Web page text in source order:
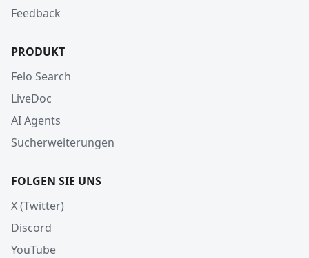
Feedback
PRODUKT
Felo Search
LiveDoc
AI Agents
Sucherweiterungen
FOLGEN SIE UNS
X (Twitter)
Discord
YouTube